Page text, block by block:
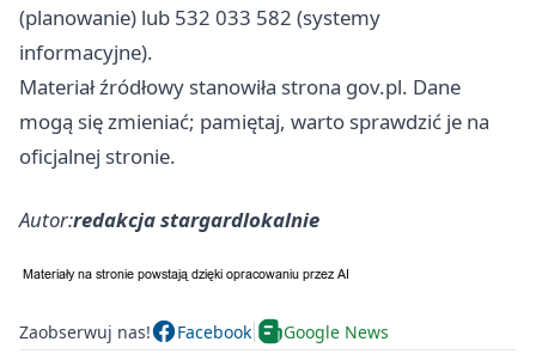
(planowanie) lub 532 033 582 (systemy
informacyjne).
Materiał źródłowy stanowiła strona gov.pl. Dane
mogą się zmieniać; pamiętaj, warto sprawdzić je na
oficjalnej stronie.
Autor:redakcja stargardlokalnie
Zaobserwuj nas! Facebook Google News